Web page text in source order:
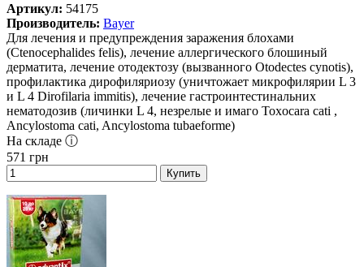
Артикул: 54175
Производитель: Bayer
Для лечения и предупреждения заражения блохами
(Ctenocephalides felis), лечение аллергического блошиный
дерматита, лечение отодектозу (вызванного Otodectes cynotis),
профилактика дирофиляриозу (уничтожает микрофилярии L 3
и L 4 Dirofilaria immitis), лечение гастроинтестинальних
нематодозив (личинки L 4, незрелые и имаго Toxocara cati ,
Ancylostoma cati, Ancylostoma tubaeforme)
На складе ⓘ
571 грн
Купить